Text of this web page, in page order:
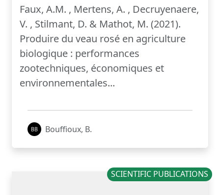
Faux, A.M. , Mertens, A. , Decruyenaere,
V. , Stilmant, D. & Mathot, M. (2021).
Produire du veau rosé en agriculture
biologique : performances
zootechniques, économiques et
environnementales...
Bouffioux, B.
SCIENTIFIC PUBLICATIONS